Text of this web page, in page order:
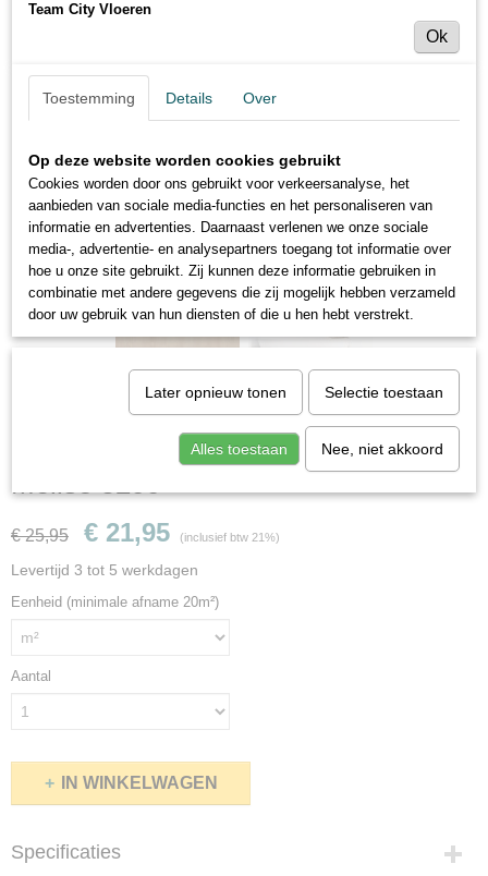
Hoomline Royal V2 Aqua Protect
Molise 5299
€ 25,95 € 21,95 (inclusief btw 21%)
Levertijd 3 tot 5 werkdagen
Eenheid (minimale afname 20m²)
Aantal
IN WINKELWAGEN
Specificaties
Team City Vloeren
Ok
Toestemming Details Over
Op deze website worden cookies gebruikt
Cookies worden door ons gebruikt voor verkeersanalyse, het
aanbieden van sociale media-functies en het personaliseren van
informatie en advertenties. Daarnaast verlenen we onze sociale
media-, advertentie- en analysepartners toegang tot informatie over
hoe u onze site gebruikt. Zij kunnen deze informatie gebruiken in
combinatie met andere gegevens die zij mogelijk hebben verzameld
door uw gebruik van hun diensten of die u hen hebt verstrekt.
Later opnieuw tonen Selectie toestaan
Alles toestaan Nee, niet akkoord